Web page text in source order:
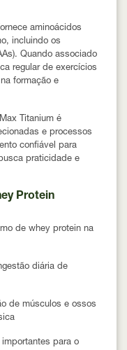
aminoácidos
incluindo os
Quando associado
regular de exercícios
formação e
Titanium é
e processos
confiável para
praticidade e
Protein
de whey protein na
diária de
de músculos e ossos
para o